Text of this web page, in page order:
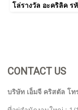
CONTACT US
บริษัท เอ็มจี คริสตัล โท